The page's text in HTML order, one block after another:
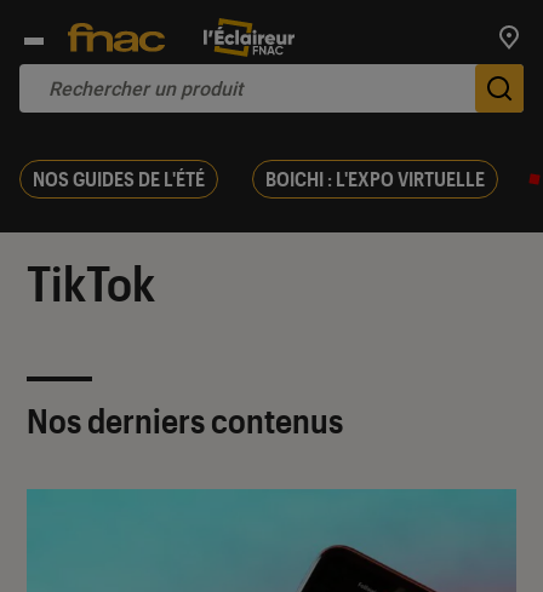
NOS GUIDES DE L'ÉTÉ BOICHI : L'EXPO VIRTUELLE
TikTok
Nos derniers contenus